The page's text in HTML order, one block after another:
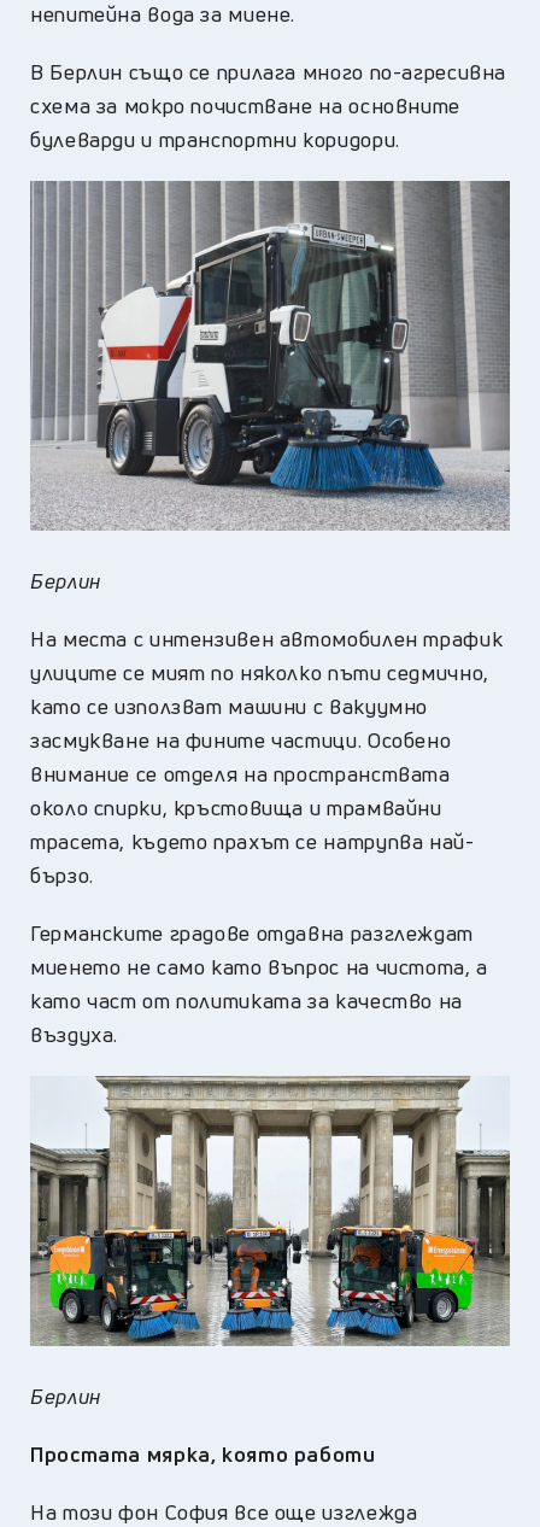
непитейна вода за миене.
В Берлин също се прилага много по-агресивна
схема за мокро почистване на основните
булеварди и транспортни коридори.
Берлин
На места с интензивен автомобилен трафик
улиците се мият по няколко пъти седмично,
като се използват машини с вакуумно
засмукване на фините частици. Особено
внимание се отделя на пространствата
около спирки, кръстовища и трамвайни
трасета, където прахът се натрупва най-
бързо.
Германските градове отдавна разглеждат
миенето не само като въпрос на чистота, а
като част от политиката за качество на
въздуха.
Берлин
Простата мярка, която работи
На този фон София все още изглежда